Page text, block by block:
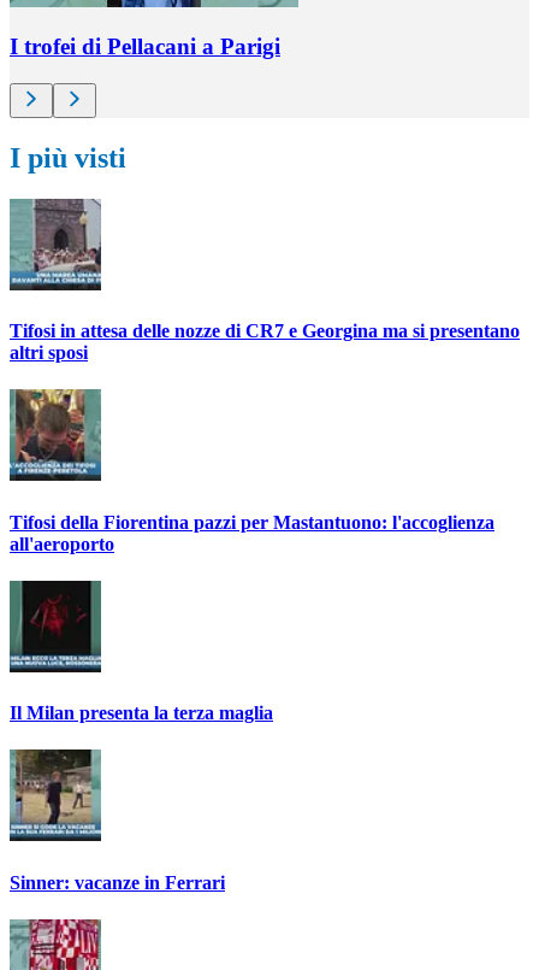
I trofei di Pellacani a Parigi
I più visti
Tifosi in attesa delle nozze di CR7 e Georgina ma si presentano
altri sposi
Tifosi della Fiorentina pazzi per Mastantuono: l'accoglienza
all'aeroporto
Il Milan presenta la terza maglia
Sinner: vacanze in Ferrari